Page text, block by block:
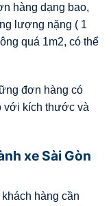
hàng dạng bao,
lượng nặng ( 1
quá 1m2, có thể
đơn hàng có
với kích thước và
xe Sài Gòn
hàng cần